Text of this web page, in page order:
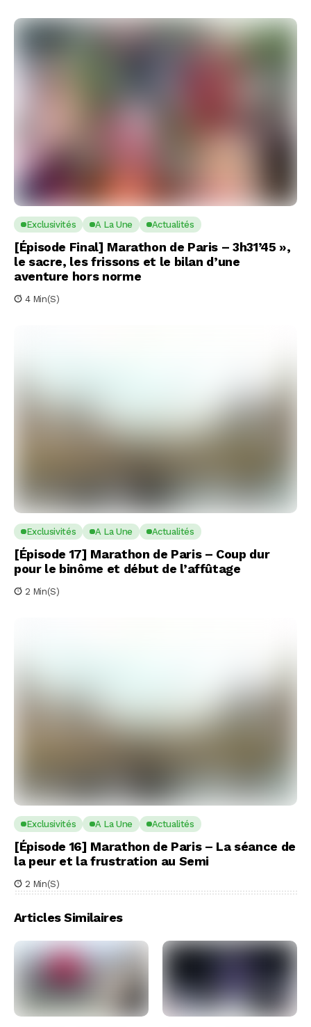
Exclusivités A La Une Actualités
[Épisode Final] Marathon de Paris – 3h31’45 »,
le sacre, les frissons et le bilan d’une
aventure hors norme
4 Min(s)
Exclusivités A La Une Actualités
[Épisode 17] Marathon de Paris – Coup dur
pour le binôme et début de l’affûtage
2 Min(s)
Exclusivités A La Une Actualités
[Épisode 16] Marathon de Paris – La séance de
la peur et la frustration au Semi
2 Min(s)
Articles Similaires